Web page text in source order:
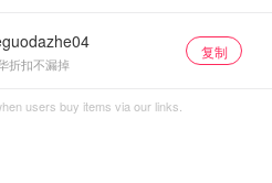
折扣不漏掉
复制
users buy items via our links.